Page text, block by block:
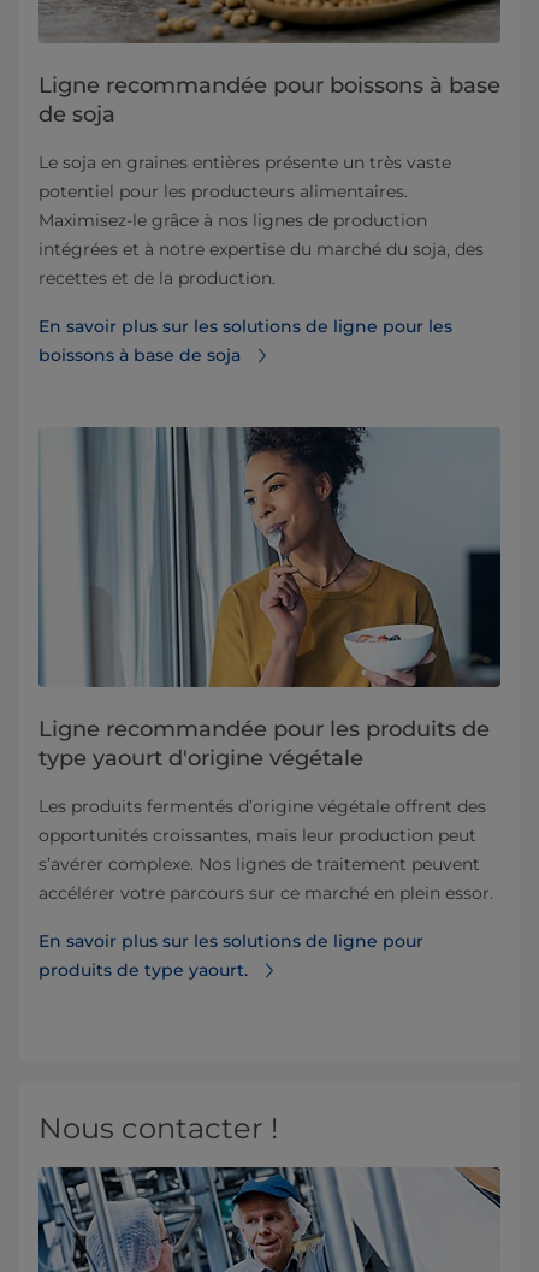
Ligne recommandée pour boissons à base
de soja
Le soja en graines entières présente un très vaste
potentiel pour les producteurs alimentaires.
Maximisez-le grâce à nos lignes de production
intégrées et à notre expertise du marché du soja, des
recettes et de la production.
En savoir plus sur les solutions de ligne pour les
boissons à base de soja
Ligne recommandée pour les produits de
type yaourt d'origine végétale
Les produits fermentés d’origine végétale offrent des
opportunités croissantes, mais leur production peut
s’avérer complexe. Nos lignes de traitement peuvent
accélérer votre parcours sur ce marché en plein essor.
En savoir plus sur les solutions de ligne pour
produits de type yaourt.
Nous contacter !